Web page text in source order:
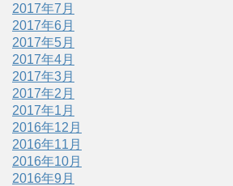
2017年7月
2017年6月
2017年5月
2017年4月
2017年3月
2017年2月
2017年1月
2016年12月
2016年11月
2016年10月
2016年9月